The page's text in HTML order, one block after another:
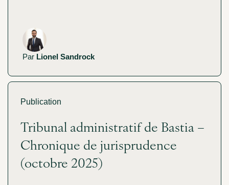
Par Lionel Sandrock
Publication
Tribunal administratif de Bastia –
Chronique de jurisprudence
(octobre 2025)